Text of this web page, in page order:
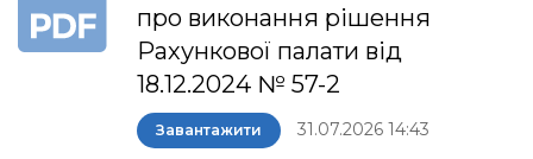
про виконання рішення
Рахункової палати від
18.12.2024 № 57-2
Завантажити 31.07.2026 14:43